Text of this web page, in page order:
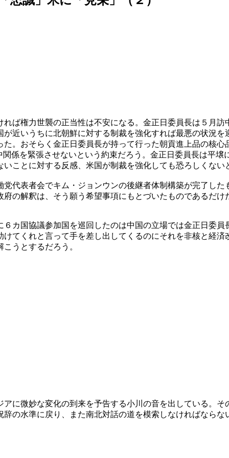
ば権力世襲の正当性は不安になる。金正日委員長は５月
近いうちに北朝鮮に対する制裁を強化すれば最悪の状況
た。おそらく金正日委員長が持って行った朝貢進上品の核
係を緊張させないという約束だろう。金正日委員長は平
ことに対する反感、米国が制裁を強化しても恐ろしくない
代表者会でキム・ジョンウンの後継者体制構築が完了し
の解釈は、そう願う希望事項にもとづいたものであるだけ
カ国協議参加国を巡回したのは中国の立場では金正日委
てくれと言って手を差し出してくるのにそれを非核と経
うとするだろう。
に微妙な変化の到来を予告する小川の音を出している。
の水準に戻り、また南北対話の道を模索しなければなら